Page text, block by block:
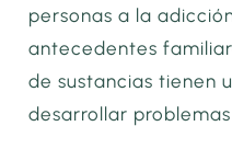
personas a la
antecedentes
de sustancias tienen
desarrollar problemas